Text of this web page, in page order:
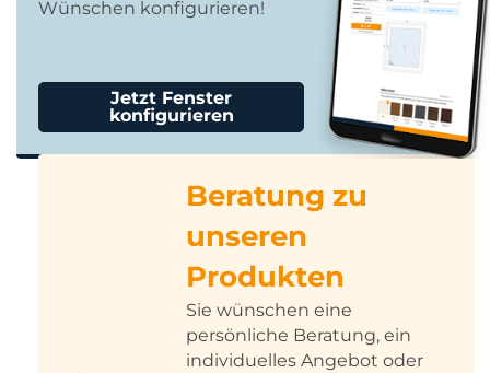
Wünschen konfigurieren!
Jetzt Fenster
konfigurieren
Beratung zu
unseren
Produkten
Sie wünschen eine
persönliche Beratung, ein
individuelles Angebot oder